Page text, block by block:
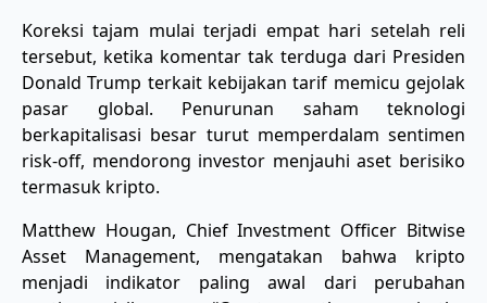
Koreksi tajam mulai terjadi empat hari setelah reli
tersebut, ketika komentar tak terduga dari Presiden
Donald Trump terkait kebijakan tarif memicu gejolak
pasar global. Penurunan saham teknologi
berkapitalisasi besar turut memperdalam sentimen
risk-off, mendorong investor menjauhi aset berisiko
termasuk kripto.
Matthew Hougan, Chief Investment Officer Bitwise
Asset Management, mengatakan bahwa kripto
menjadi indikator paling awal dari perubahan